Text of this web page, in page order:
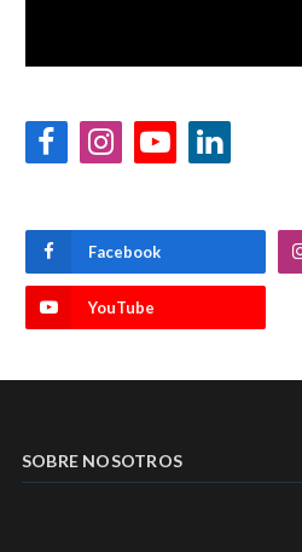
FacebookInstagramYouTubeLinkedIn
Facebook
YouTube
SOBRE NOSOTROS